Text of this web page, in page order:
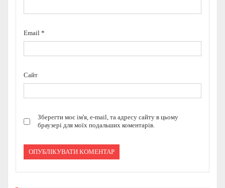
Email *
Сайт
Зберегти моє ім'я, e-mail, та адресу сайту в цьому
браузері для моїх подальших коментарів.